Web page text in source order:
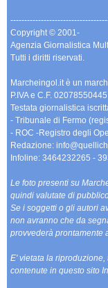
Copyright © 2001-
Agenzia Giornalistica
Tutti i diritti riservati.
Marcheingol.it è un
P.IVA e C.F. 02078550445
Testata giornalistica
- Tribunale di Fermo
- ROC -Registro degli
Redazione:
Infoline: 3464232265 -
Le foto presenti su
quindi valutate di
Se i soggetti o gli autori
non avranno che da
provvederà prontamente
E' vietata la
contenute in questo sito